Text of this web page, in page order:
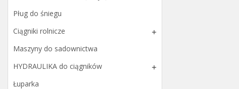
Pług do śniegu
Ciągniki rolnicze

Maszyny do sadownictwa
HYDRAULIKA do ciągników

Łuparka